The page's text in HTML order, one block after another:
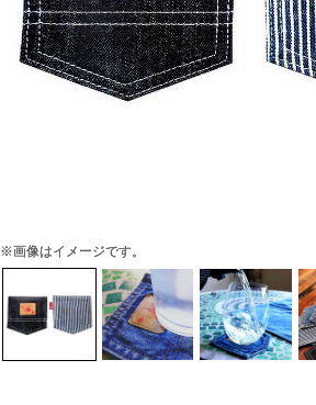
※画像はイメージです。